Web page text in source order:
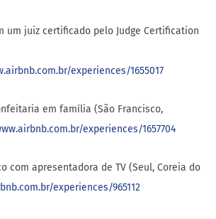
um juiz certificado pelo Judge Certification
experiences/1655017
em família (São Francisco,
experiences/1657704
com apresentadora de TV (Seul, Coreia do
experiences/965112